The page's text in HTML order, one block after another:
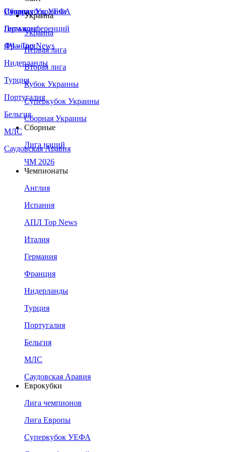
Сборная Украины
Италия
Германия
Франция
Нидерланды
Турция
Португалия
Бельгия
МЛС
Саудовская Аравия
Суперкубок УЕФА
Лига конференций
ЛЧ - Top News
Украина
Украина
Первая лига
Вторая лига
Кубок Украины
Суперкубок Украины
Сборная Украины
Сборные
Лига наций
ЧМ 2026
Чемпионаты
Англия
Испания
АПЛ Top News
Италия
Германия
Франция
Нидерланды
Турция
Португалия
Бельгия
МЛС
Саудовская Аравия
Еврокубки
Лига чемпионов
Лига Европы
Суперкубок УЕФА